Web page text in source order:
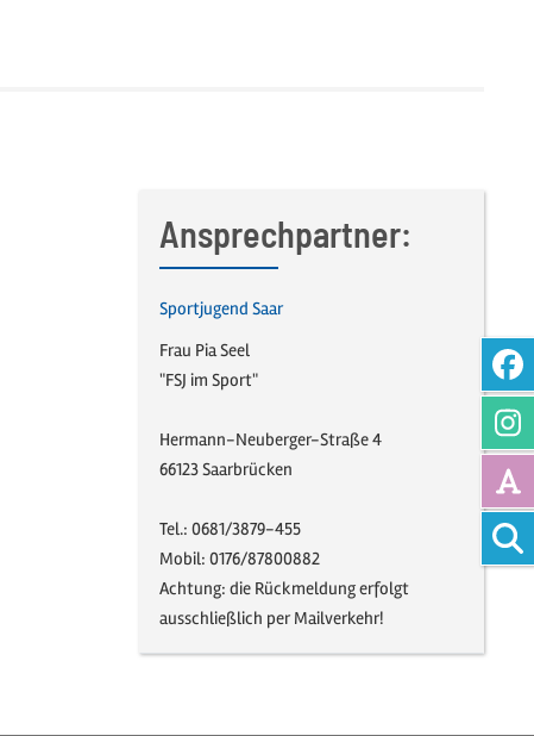
Ansprechpartner:
Sportjugend Saar
Frau Pia Seel
"FSJ im Sport"
Hermann-Neuberger-Straße 4
66123 Saarbrücken
Tel.: 0681/3879-455
Mobil: 0176/87800882
Achtung: die Rückmeldung erfolgt
ausschließlich per Mailverkehr!